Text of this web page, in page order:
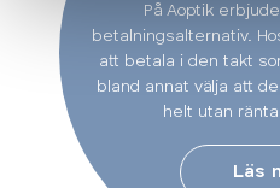
På Aoptik
betalningsalternativ.
att betala i den takt
bland annat välja att
helt utan
Läs